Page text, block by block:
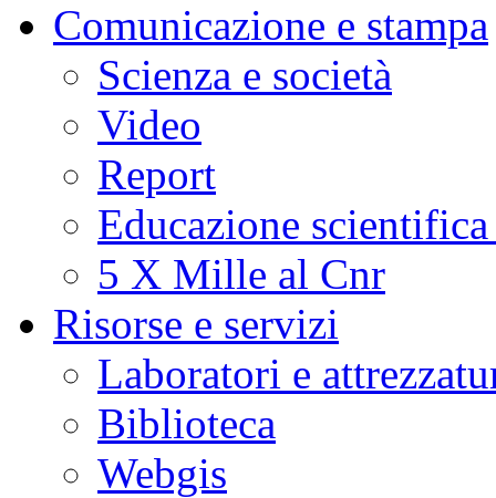
Comunicazione e stampa
Scienza e società
Video
Report
Educazione
5 X Mille al Cnr
Risorse e servizi
Laboratori e
Biblioteca
Webgis